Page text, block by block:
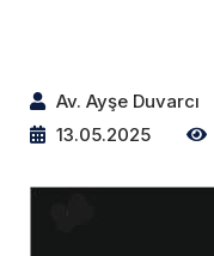
Av. Ayşe Duvarcı
13.05.2025